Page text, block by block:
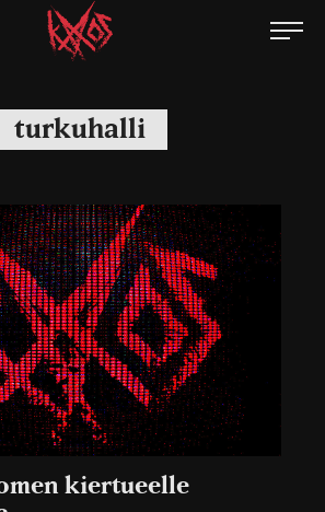
Kaaoszine
turkuhalli
kiertueelle